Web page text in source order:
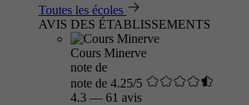
Toutes les écoles
AVIS DES ÉTABLISSEMENTS
Cours Minerve
note de
note de 4.25/5
4.3 — 61 avis